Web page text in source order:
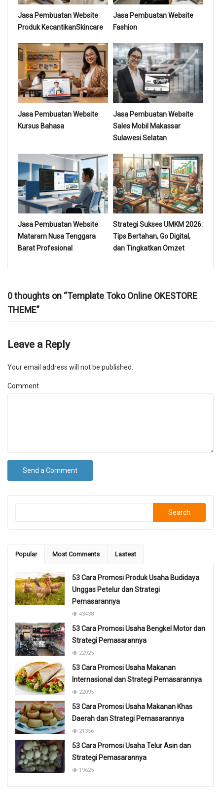
Jasa Pembuatan Website
Produk KecantikanSkincare
Jasa Pembuatan Website
Fashion
Jasa Pembuatan Website
Kursus Bahasa
Jasa Pembuatan Website
Sales Mobil Makassar
Sulawesi Selatan
Jasa Pembuatan Website
Mataram Nusa Tenggara
Barat Profesional
Strategi Sukses UMKM 2026:
Tips Bertahan, Go Digital,
dan Tingkatkan Omzet
0 thoughts on “Template Toko Online OKESTORE
THEME”
Leave a Reply
Your email address will not be published.
Comment
Search
Popular Most Comments Lastest
53 Cara Promosi Produk Usaha Budidaya
Unggas Petelur dan Strategi
Pemasarannya
43438
53 Cara Promosi Usaha Bengkel Motor dan
Strategi Pemasarannya
22925
53 Cara Promosi Usaha Makanan
Internasional dan Strategi Pemasarannya
22095
53 Cara Promosi Usaha Makanan Khas
Daerah dan Strategi Pemasarannya
21356
53 Cara Promosi Usaha Telur Asin dan
Strategi Pemasarannya
19625